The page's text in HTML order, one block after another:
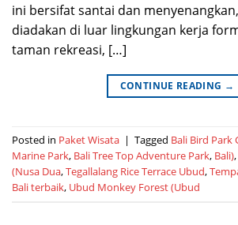
ini bersifat santai dan
diadakan di luar lingkungan kerja
taman rekreasi, […]
CONTINUE READING →
Posted in Paket Wisata | Tagged Bali Bird Park
Marine Park, Bali Tree Top Adventure Park, Bali),
(Nusa Dua,Tegallalang Rice Terrace Ubud,
Bali terbaik, Ubud Monkey Forest (Ubud